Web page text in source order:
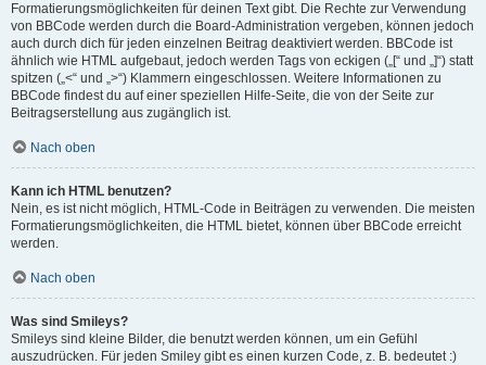
Formatierungsmöglichkeiten für deinen Text gibt. Die Rechte zur Verwendung
von BBCode werden durch die Board-Administration vergeben, können jedoch
auch durch dich für jeden einzelnen Beitrag deaktiviert werden. BBCode ist
ähnlich wie HTML aufgebaut, jedoch werden Tags von eckigen („[“ und „]“) statt
spitzen („<“ und „>“) Klammern eingeschlossen. Weitere Informationen zu
BBCode findest du auf einer speziellen Hilfe-Seite, die von der Seite zur
Beitragserstellung aus zugänglich ist.
Nach oben
Kann ich HTML benutzen?
Nein, es ist nicht möglich, HTML-Code in Beiträgen zu verwenden. Die meisten
Formatierungsmöglichkeiten, die HTML bietet, können über BBCode erreicht
werden.
Nach oben
Was sind Smileys?
Smileys sind kleine Bilder, die benutzt werden können, um ein Gefühl
auszudrücken. Für jeden Smiley gibt es einen kurzen Code, z. B. bedeutet :)